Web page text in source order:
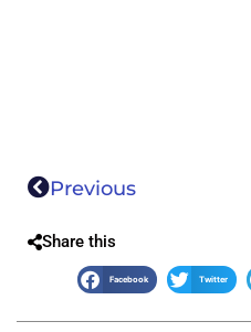
Previous
Share this
Facebook Twitter